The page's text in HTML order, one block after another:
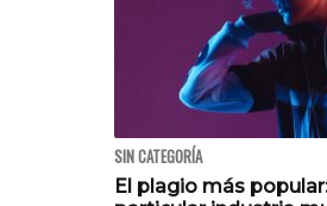
SIN CATEGORÍA
El plagio más